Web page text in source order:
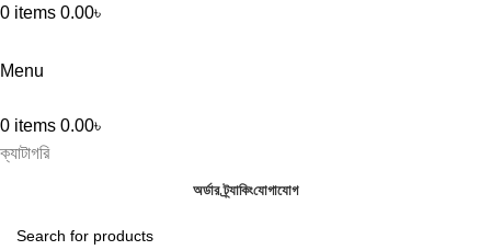
0 items 0.00৳
Menu
0 items 0.00৳
ক্যাটাগরি
অর্ডার ট্র্যাকিংযোগাযোগ